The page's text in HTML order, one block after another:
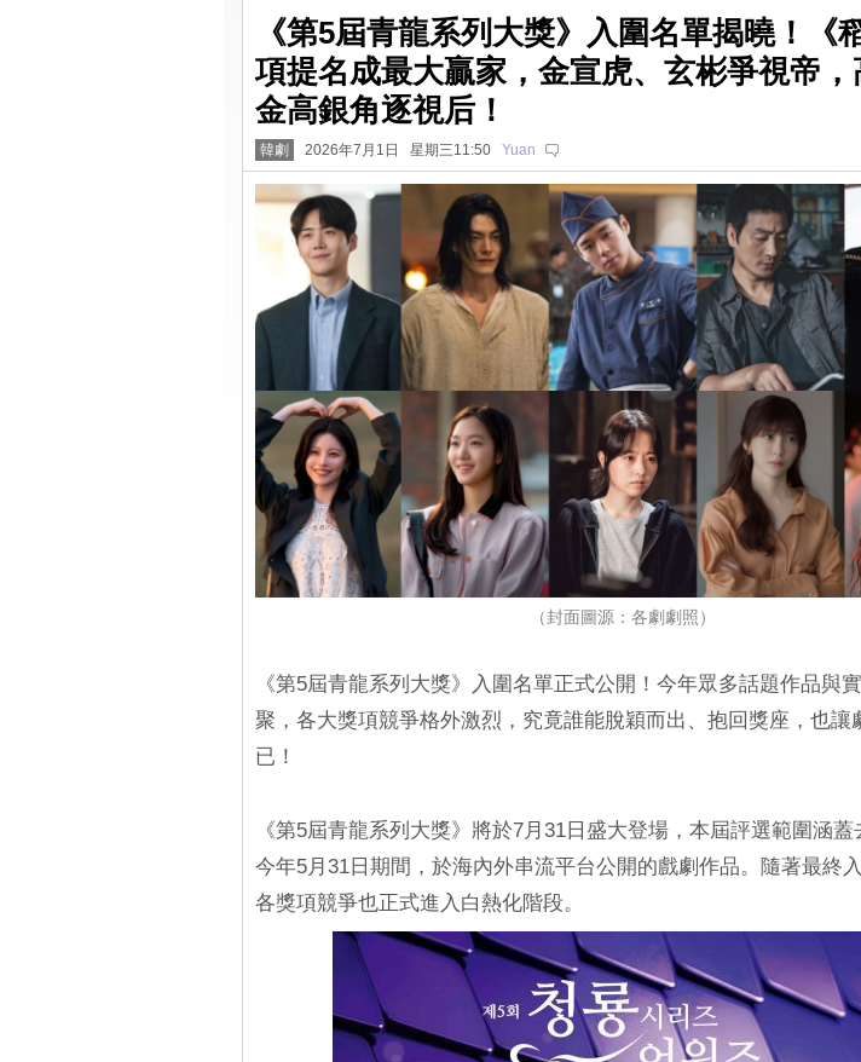
《第5屆青龍系列大獎》入圍名單揭曉！《
項提名成最大贏家，金宣虎、玄彬爭視帝，
金高銀角逐視后！
韓劇 2026年7月1日 星期三11:50 Yuan
（封面圖源：各劇劇照）
《第5屆青龍系列大獎》入圍名單正式公開！今年眾多話題作品與
聚，各大獎項競爭格外激烈，究竟誰能脫穎而出、抱回獎座，也讓
已！
《第5屆青龍系列大獎》將於7月31日盛大登場，本屆評選範圍涵蓋
今年5月31日期間，於海內外串流平台公開的戲劇作品。隨著最終
各獎項競爭也正式進入白熱化階段。